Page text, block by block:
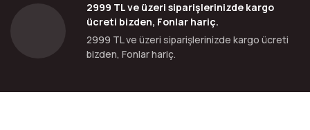
2999 TL ve üzeri siparişlerinizde kargo
ücreti bizden, Fonlar hariç.
2999 TL ve üzeri siparişlerinizde kargo ücreti
bizden, Fonlar hariç.